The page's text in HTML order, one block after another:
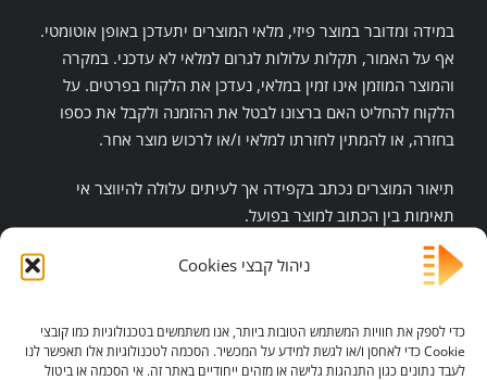
ניהול קבצי Cookies
כדי לספק את חוויות המשתמש הטובות ביותר, אנו משתמשים בטכנולוגיות כמו קובצי
Cookie כדי לאחסן ו/או לגשת למידע על המכשיר. הסכמה לטכנולוגיות אלו תאפשר לנו
לעבד נתונים כגון התנהגות גלישה או מזהים ייחודיים באתר זה. אי הסכמה או ביטול
במידה ומדובר במוצר פיזי, מלאי המוצרים יתעדכן באופן אוטומטי.
אף על האמור, תקלות עלולות לגרום למלאי לא עדכני. במקרה
והמוצר המוזמן אינו זמין במלאי, נעדכן את הלקוח בפרטים. על
הלקוח להחליט האם ברצונו לבטל את ההזמנה ולקבל את כספו
בחזרה, או להמתין לחזרתו למלאי ו/או לרכוש מוצר אחר.
תיאור המוצרים נכתב בקפידה אך לעיתים עלולה להיווצר אי
תאימות בין הכתוב למוצר בפועל.
במקרה של שגיאה בתום לב על ידי מפעילי האתר, יעודכן הלקוח
ויינתן פתרון חלופי.
אנו שואפים להעניק ללקוח את חווית השירות הטובה ביותר
ומשקיעים מאמצים רבים בכדי שטעויות לא יתרחשו, אם זאת,